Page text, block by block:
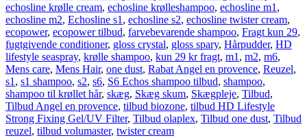
echosline krølle cream, echosline krølleshampoo, echosline m1,
echosline m2, Echosline s1, echosline s2, echosline twister cream,
ecopower, ecopower tilbud, farvebevarende shampoo, Fragt kun 29,
fugtgivende conditioner, gloss crystal, gloss spary, Hårpudder, HD
lifestyle seaspray, krølle shampoo, kun 29 kr fragt, m1, m2, m6,
Mens care, Mens Hair, one dust, Rabat Angel en provence, Reuzel,
s1, s1 shampoo, s2, s6, S6 Echos shampoo tilbud, shampoo,
shampoo til krøllet hår, skæg, Skæg skum, Skægpleje, Tilbud,
Tilbud Angel en provence, tilbud biozone, tilbud HD Lifestyle
Strong Fixing Gel/UV Filter, Tilbud olaplex, Tilbud one dust, Tilbud
reuzel, tilbud volumaster, twister cream